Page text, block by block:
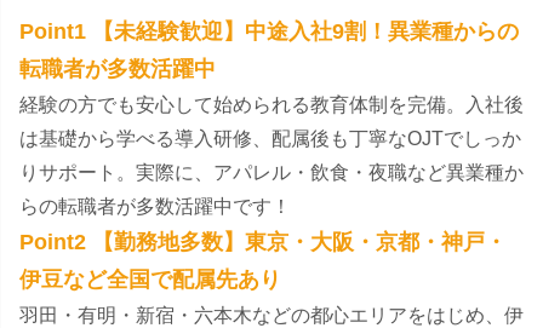
Point1 【未経験歓迎】中途入社9割！異業種からの
転職者が多数活躍中
経験の方でも安心して始められる教育体制を完備。入社後
は基礎から学べる導入研修、配属後も丁寧なOJTでしっか
りサポート。実際に、アパレル・飲食・夜職など異業種か
らの転職者が多数活躍中です！
Point2 【勤務地多数】東京・大阪・京都・神戸・
伊豆など全国で配属先あり
羽田・有明・新宿・六本木などの都心エリアをはじめ、伊